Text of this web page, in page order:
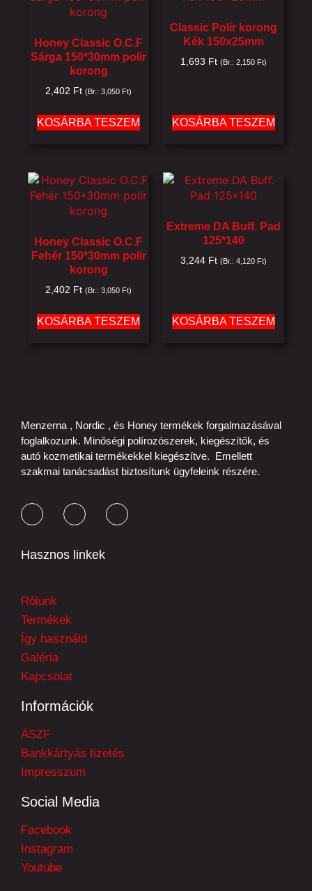
Honey Classic O.C.F
Sárga 150*30mm polír
korong
2,402 Ft (Br.: 3,050 Ft)
KOSÁRBA TESZEM
Classic Polír korong
Kék 150x25mm
1,693 Ft (Br.: 2,150 Ft)
KOSÁRBA TESZEM
Honey Classic O.C.F
Fehér 150*30mm polír
korong
2,402 Ft (Br.: 3,050 Ft)
KOSÁRBA TESZEM
Extreme DA Buff. Pad
125*140
3,244 Ft (Br.: 4,120 Ft)
KOSÁRBA TESZEM
Menzerna , Nordic , és Honey termékek forgalmazásával
foglalkozunk. Minőségi polírozószerek, kiegészítők, és
autó kozmetikai termékekkel kiegészítve. Emellett
szakmai tanácsadást biztosítunk ügyfeleink részére.
Hasznos linkek
Rólunk
Termékek
Így használd
Galéria
Kapcsolat
Információk
ÁSZF
Bankkártyás fizetés
Impresszum
Social Media
Facebook
Instagram
Youtube